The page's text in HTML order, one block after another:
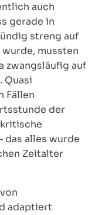
auch
gerade in
streng auf
mussten
zwangsläufig auf
Quasi
Fällen
der
das alles wurde
Zeitalter
adaptiert